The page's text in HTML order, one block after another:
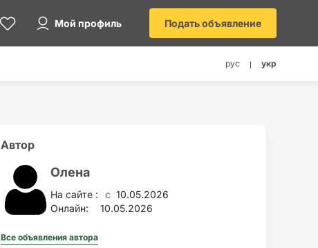
Мой профиль Подать объявление
рус укр
Автор
Олена
На сайте : c 10.05.2026
Онлайн:
10.05.2026
Все объявления автора